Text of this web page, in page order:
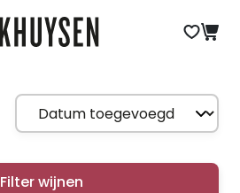
Filter wijnen